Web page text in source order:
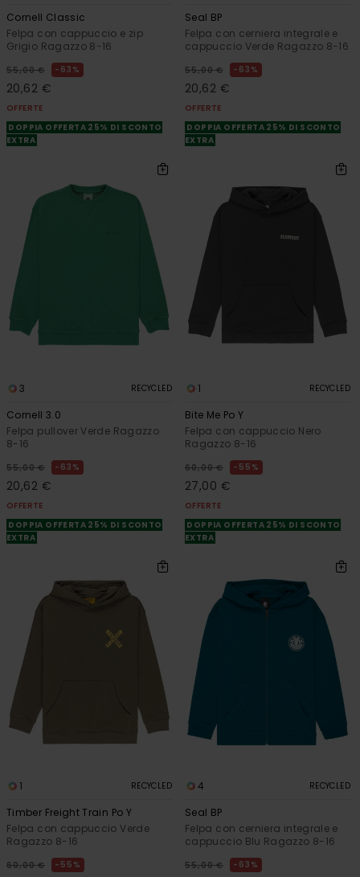
Cornell Classic
Felpa con cappuccio e zip
Grigio Ragazzo 8-16
55,00 € 63%
20,62 €
OFFERTE
DOPPIA OFFERTA 25% DI SCONTO
EXTRA
Seal BP
Felpa con cerniera integrale e
cappuccio Verde Ragazzo 8-16
55,00 € 63%
20,62 €
OFFERTE
DOPPIA OFFERTA 25% DI SCONTO
EXTRA
3 RECYCLED
Cornell 3.0
Felpa pullover Verde Ragazzo
8-16
55,00 € 63%
20,62 €
OFFERTE
DOPPIA OFFERTA 25% DI SCONTO
EXTRA
1 RECYCLED
Bite Me Po Y
Felpa con cappuccio Nero
Ragazzo 8-16
60,00 € 55%
27,00 €
OFFERTE
DOPPIA OFFERTA 25% DI SCONTO
EXTRA
1 RECYCLED
Timber Freight Train Po Y
Felpa con cappuccio Verde
Ragazzo 8-16
60,00 € 55%
4 RECYCLED
Seal BP
Felpa con cerniera integrale e
cappuccio Blu Ragazzo 8-16
55,00 € 63%